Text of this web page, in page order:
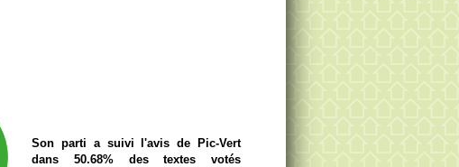
Son parti a suivi l'avis de Pic-Vert
dans 50.68% des textes votés